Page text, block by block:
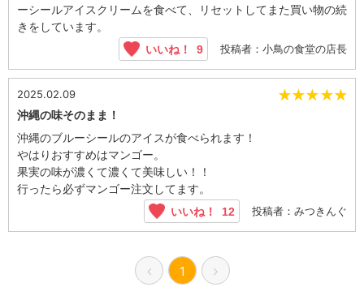
ーシールアイスクリームを食べて、リセットしてまた買い物の続
きをしています。
いいね！ 9 投稿者：小鳥の食堂の店長
★★★★★
2025.02.09
沖縄の味そのまま！
沖縄のブルーシールのアイスが食べられます！
やはりおすすめはマンゴー。
果実の味が濃くて濃くて美味しい！！
行ったら必ずマンゴー注文してます。
いいね！ 12 投稿者：みつきんぐ
1